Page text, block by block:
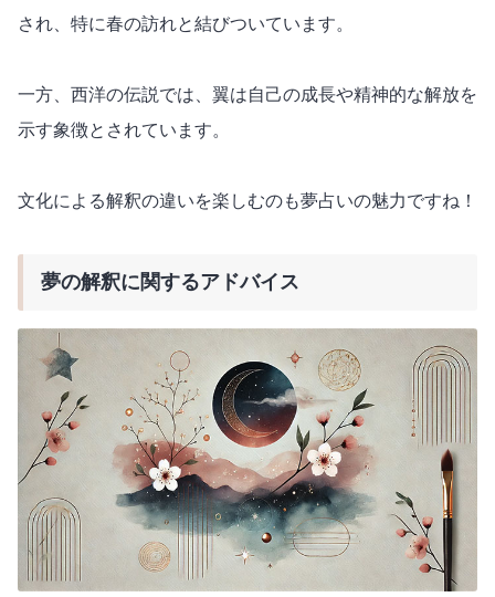
され、特に春の訪れと結びついています。
一方、西洋の伝説では、翼は自己の成長や精神的な解放を
示す象徴とされています。
文化による解釈の違いを楽しむのも夢占いの魅力ですね！
夢の解釈に関するアドバイス